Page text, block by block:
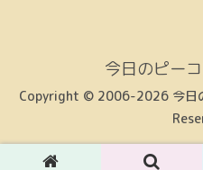
今日のピー
Copyright © 2006-2026 今日